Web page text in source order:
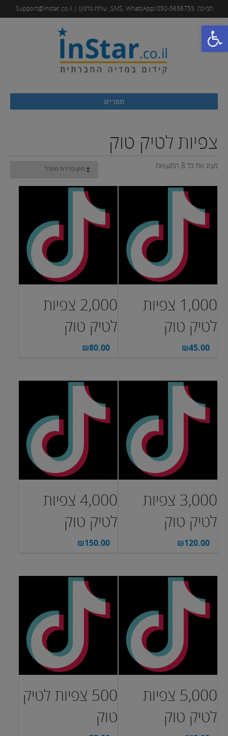
פתח סרגל נגישות
תמיכה: 050-5656755 (SMS, WhatsApp, שיחת טלפון) | Support@instar.co.il
תפריט
צפיות לטיק טוק
מציג את כל 8 התוצאות
1,000 צפיות
לטיק טוק
₪45.00
2,000 צפיות
לטיק טוק
₪80.00
3,000 צפיות
לטיק טוק
₪120.00
4,000 צפיות
לטיק טוק
₪150.00
5,000 צפיות
לטיק טוק
500 צפיות לטיק
טוק